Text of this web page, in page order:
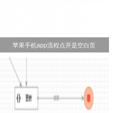
苹果手机app流程点开是空白页